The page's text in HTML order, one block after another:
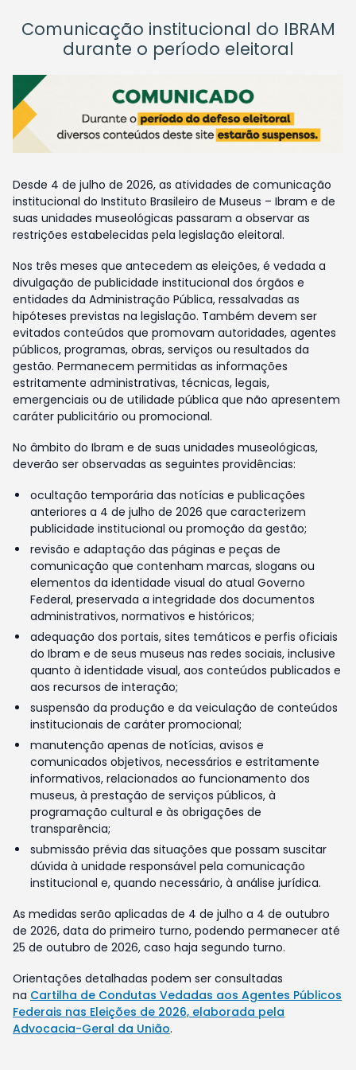
Comunicação institucional do IBRAM
durante o período eleitoral
Desde 4 de julho de 2026, as atividades de comunicação
institucional do Instituto Brasileiro de Museus – Ibram e de
suas unidades museológicas passaram a observar as
restrições estabelecidas pela legislação eleitoral.
Nos três meses que antecedem as eleições, é vedada a
divulgação de publicidade institucional dos órgãos e
entidades da Administração Pública, ressalvadas as
hipóteses previstas na legislação. Também devem ser
evitados conteúdos que promovam autoridades, agentes
públicos, programas, obras, serviços ou resultados da
gestão. Permanecem permitidas as informações
estritamente administrativas, técnicas, legais,
emergenciais ou de utilidade pública que não apresentem
caráter publicitário ou promocional.
No âmbito do Ibram e de suas unidades museológicas,
deverão ser observadas as seguintes providências:
ocultação temporária das notícias e publicações
anteriores a 4 de julho de 2026 que caracterizem
publicidade institucional ou promoção da gestão;
revisão e adaptação das páginas e peças de
comunicação que contenham marcas, slogans ou
elementos da identidade visual do atual Governo
Federal, preservada a integridade dos documentos
administrativos, normativos e históricos;
adequação dos portais, sites temáticos e perfis oficiais
do Ibram e de seus museus nas redes sociais, inclusive
quanto à identidade visual, aos conteúdos publicados e
aos recursos de interação;
suspensão da produção e da veiculação de conteúdos
institucionais de caráter promocional;
manutenção apenas de notícias, avisos e
comunicados objetivos, necessários e estritamente
informativos, relacionados ao funcionamento dos
museus, à prestação de serviços públicos, à
programação cultural e às obrigações de
transparência;
submissão prévia das situações que possam suscitar
dúvida à unidade responsável pela comunicação
institucional e, quando necessário, à análise jurídica.
As medidas serão aplicadas de 4 de julho a 4 de outubro
de 2026, data do primeiro turno, podendo permanecer até
25 de outubro de 2026, caso haja segundo turno.
Orientações detalhadas podem ser consultadas
na Cartilha de Condutas Vedadas aos Agentes Públicos
Federais nas Eleições de 2026, elaborada pela
Advocacia-Geral da União.